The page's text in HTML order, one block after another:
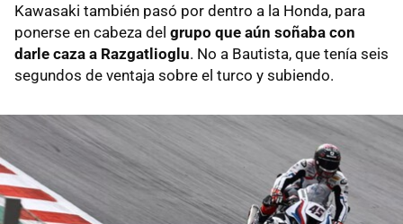
Kawasaki también pasó por dentro a la Honda, para
ponerse en cabeza del grupo que aún soñaba con
darle caza a Razgatlioglu. No a Bautista, que tenía seis
segundos de ventaja sobre el turco y subiendo.